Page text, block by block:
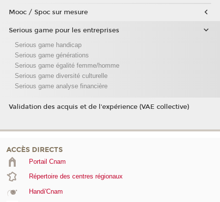
Mooc / Spoc sur mesure
Serious game pour les entreprises
Serious game handicap
Serious game générations
Serious game égalité femme/homme
Serious game diversité culturelle
Serious game analyse financière
Validation des acquis et de l'expérience (VAE collective)
ACCÈS DIRECTS
Portail Cnam
Répertoire des centres régionaux
Handi'Cnam